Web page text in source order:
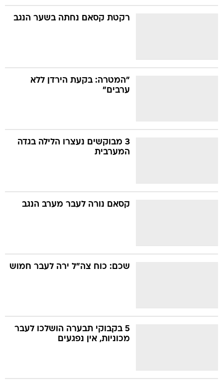
רקטת קסאם נחתה בשער הנגב
"המטרה: בקעת הירדן ללא
ערבים"
3 מבוקשים נעצרו הלילה בגדה
המערבית
קסאם נורה לעבר מערב הנגב
שכם: כוח צה"ל ירה לעבר חמוש
5 בקבוקי תבערה הושלכו לעבר
מכוניות, אין נפגעים